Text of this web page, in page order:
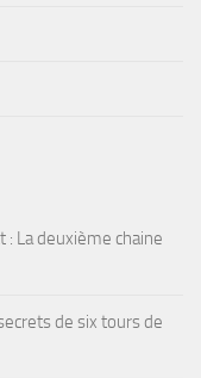
: La deuxième chaine
de six tours de